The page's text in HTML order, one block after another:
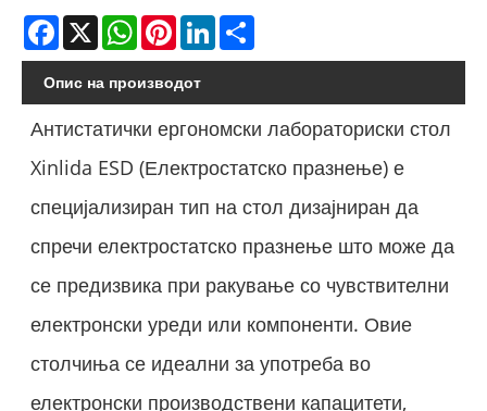
Facebook
X WhatsApp
PinterestLinkedIn
Опис на производот
Антистатички ергономски лабораториски стол
Xinlida ESD (Електростатско празнење) е
специјализиран тип на стол дизајниран да
спречи електростатско празнење што може да
се предизвика при ракување со чувствителни
електронски уреди или компоненти. Овие
столчиња се идеални за употреба во
електронски производствени капацитети,